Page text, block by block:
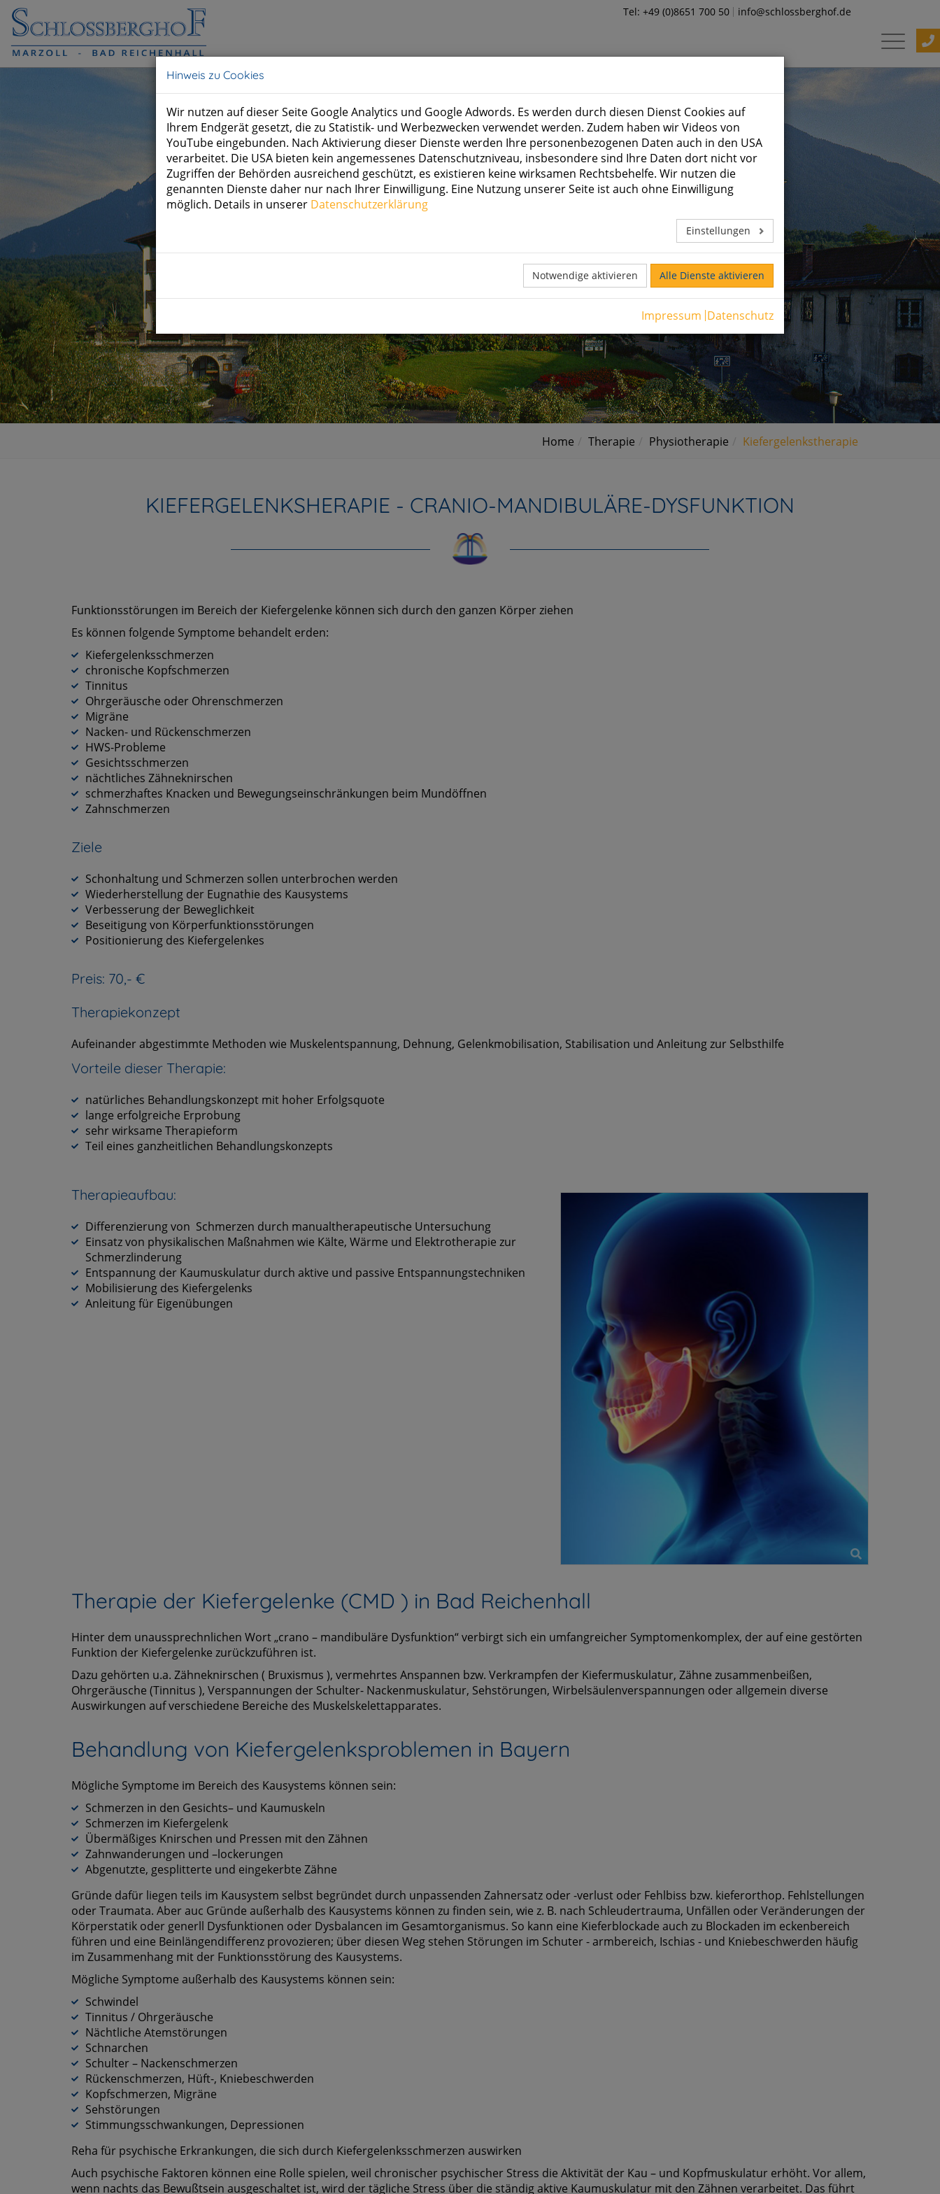
Tel: +49 (0)8651 700 50 info@schlossberghof.de
Home Therapie Physiotherapie Kiefergelenkstherapie
KIEFERGELENKSHERAPIE - CRANIO-MANDIBULÄRE-DYSFUNKTION
Funktionsstörungen im Bereich der Kiefergelenke können sich durch den ganzen Körper ziehen
Es können folgende Symptome behandelt erden:
Kiefergelenksschmerzen
chronische Kopfschmerzen
Tinnitus
Ohrgeräusche oder Ohrenschmerzen
Migräne
Nacken- und Rückenschmerzen
HWS-Probleme
Gesichtsschmerzen
nächtliches Zähneknirschen
schmerzhaftes Knacken und Bewegungseinschränkungen beim Mundöffnen
Zahnschmerzen
Ziele
Schonhaltung und Schmerzen sollen unterbrochen werden
Wiederherstellung der Eugnathie des Kausystems
Verbesserung der Beweglichkeit
Beseitigung von Körperfunktionsstörungen
Positionierung des Kiefergelenkes
Preis: 70,- €
Therapiekonzept
Aufeinander abgestimmte Methoden wie Muskelentspannung, Dehnung, Gelenkmobilisation, Stabilisation und Anleitung zur Selbsthilfe
Vorteile dieser Therapie:
natürliches Behandlungskonzept mit hoher Erfolgsquote
lange erfolgreiche Erprobung
sehr wirksame Therapieform
Teil eines ganzheitlichen Behandlungskonzepts
Therapieaufbau:
Differenzierung von Schmerzen durch manualtherapeutische Untersuchung
Einsatz von physikalischen Maßnahmen wie Kälte, Wärme und Elektrotherapie zur
Schmerzlinderung
Entspannung der Kaumuskulatur durch aktive und passive Entspannungstechniken
Mobilisierung des Kiefergelenks
Anleitung für Eigenübungen
Therapie der Kiefergelenke (CMD ) in Bad Reichenhall
Hinter dem unaussprechnlichen Wort „crano – mandibuläre Dysfunktion“ verbirgt sich ein umfangreicher Symptomenkomplex, der auf eine gestörten
Funktion der Kiefergelenke zurückzuführen ist.
Dazu gehörten u.a. Zähneknirschen ( Bruxismus ), vermehrtes Anspannen bzw. Verkrampfen der Kiefermuskulatur, Zähne zusammenbeißen,
Ohrgeräusche (Tinnitus ), Verspannungen der Schulter- Nackenmuskulatur, Sehstörungen, Wirbelsäulenverspannungen oder allgemein diverse
Auswirkungen auf verschiedene Bereiche des Muskelskelettapparates.
Behandlung von Kiefergelenksproblemen in Bayern
Mögliche Symptome im Bereich des Kausystems können sein:
Schmerzen in den Gesichts– und Kaumuskeln
Schmerzen im Kiefergelenk
Übermäßiges Knirschen und Pressen mit den Zähnen
Zahnwanderungen und –lockerungen
Abgenutzte, gesplitterte und eingekerbte Zähne
Gründe dafür liegen teils im Kausystem selbst begründet durch unpassenden Zahnersatz oder -verlust oder Fehlbiss bzw. kieferorthop. Fehlstellungen
oder Traumata. Aber auc Gründe außerhalb des Kausystems können zu finden sein, wie z. B. nach Schleudertrauma, Unfällen oder Veränderungen der
Körperstatik oder generll Dysfunktionen oder Dysbalancen im Gesamtorganismus. So kann eine Kieferblockade auch zu Blockaden im eckenbereich
führen und eine Beinlängendifferenz provozieren; über diesen Weg stehen Störungen im Schuter - armbereich, Ischias - und Kniebeschwerden häufig
im Zusammenhang mit der Funktionsstörung des Kausystems.
Mögliche Symptome außerhalb des Kausystems können sein:
Schwindel
Tinnitus / Ohrgeräusche
Nächtliche Atemstörungen
Schnarchen
Schulter – Nackenschmerzen
Rückenschmerzen, Hüft-, Kniebeschwerden
Kopfschmerzen, Migräne
Sehstörungen
Stimmungsschwankungen, Depressionen
Reha für psychische Erkrankungen, die sich durch Kiefergelenksschmerzen auswirken
Auch psychische Faktoren können eine Rolle spielen, weil chronischer psychischer Stress die Aktivität der Kau – und Kopfmuskulatur erhöht. Vor allem,
wenn nachts das Bewußtsein ausgeschaltet ist, wird der tägliche Stress über die ständig aktive Kaumuskulatur mit den Zähnen verarbeitet. Das führt
Hinweis zu Cookies
Wir nutzen auf dieser Seite Google Analytics und Google Adwords. Es werden durch diesen Dienst Cookies auf
Ihrem Endgerät gesetzt, die zu Statistik- und Werbezwecken verwendet werden. Zudem haben wir Videos von
YouTube eingebunden. Nach Aktivierung dieser Dienste werden Ihre personenbezogenen Daten auch in den USA
verarbeitet. Die USA bieten kein angemessenes Datenschutzniveau, insbesondere sind Ihre Daten dort nicht vor
Zugriffen der Behörden ausreichend geschützt, es existieren keine wirksamen Rechtsbehelfe. Wir nutzen die
genannten Dienste daher nur nach Ihrer Einwilligung. Eine Nutzung unserer Seite ist auch ohne Einwilligung
möglich. Details in unserer Datenschutzerklärung
Einstellungen
Notwendige aktivieren Alle Dienste aktivieren
Impressum Datenschutz